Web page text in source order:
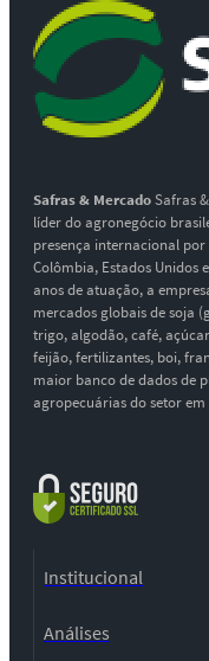
Safras & MercadoSafras
líder do agronegócio
presença internacional
Colômbia, Estados Unidos
anos de atuação, a
mercados globais de soja
trigo, algodão, café,
feijão, fertilizantes, boi,
maior banco de dados de
agropecuárias do setor
Institucional
Análises